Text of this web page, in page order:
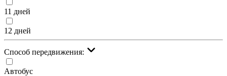
11 дней
12 дней
Cпособ передвижения:
Автобус